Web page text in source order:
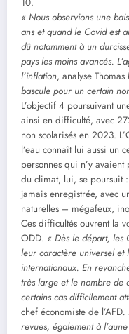
« Nous observions une
ans et quand le Covid est
dû notamment à un
pays les moins avancés.
l’inflation, analyse Thomas
bascule pour un certain
L’objectif 4 poursuivant
ainsi en difficulté, avec
non scolarisés en 2023.
l’eau connaît lui aussi un
personnes qui n’y
du climat, lui, se poursuit
jamais enregistrée, avec
naturelles – mégafeux,
Ces difficultés ouvrent la
ODD. « Dès le départ, les
leur caractère universel et
internationaux. En
très large et le nombre de
certains cas difficilement
chef économiste de l’AFD.
revues, également à